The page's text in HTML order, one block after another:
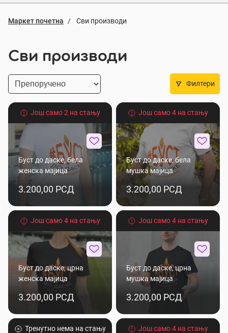
Маркет почетна Сви производи
Сви производи
Филтери
Још само 2 на стању
Буст до даске, бела
женска мајица
3.200,00 РСД
Још само 4 на стању
Буст до даске, бела
мушка мајица
3.200,00 РСД
Још само 4 на стању
Буст до даске, црна
женска мајица
3.200,00 РСД
Још само 4 на стању
Буст до даске, црна
мушка мајица
3.200,00 РСД
Тренутно нема на стању Још само 4 на стању